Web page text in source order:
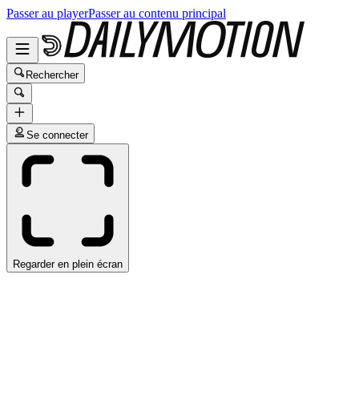
Passer au playerPasser au contenu principal
Rechercher
Se connecter
Regarder en plein écran